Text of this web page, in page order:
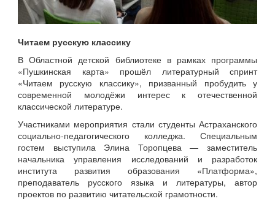
Читаем русскую классику
В Областной детской библиотеке в рамках программы
«Пушкинская карта» прошёл литературный спринт
«Читаем русскую классику», призванный пробудить у
современной молодёжи интерес к отечественной
классической литературе.
Участниками мероприятия стали студенты Астраханского
социально‑педагогического колледжа. Специальным
гостем выступила Элина Торопцева — заместитель
начальника управления исследований и разработок
института развития образования «Платформа»,
преподаватель русского языка и литературы, автор
проектов по развитию читательской грамотности.